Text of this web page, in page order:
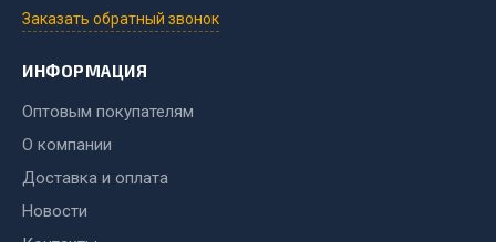
Спецодежда
Товары для дома
Весь раздел
Заказать обратный звонок
ИНФОРМАЦИЯ
Оптовым покупателям
О компании
Доставка и оплата
Новости